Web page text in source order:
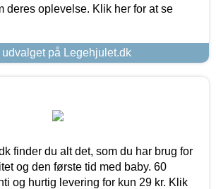
deres oplevelse. Klik her for at se
udvalget på Legehjulet.dk
finder du alt det, som du har brug for
og den første tid med baby. 60
og hurtig levering for kun 29 kr. Klik